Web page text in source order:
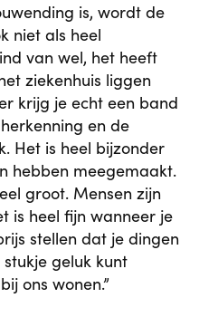
is, wordt de
niet als heel
van wel, het heeft
ziekenhuis liggen
krijg je echt een band
en de
Het is heel bijzonder
hebben meegemaakt.
groot. Mensen zijn
is heel fijn wanneer je
stellen dat je dingen
geluk kunt
ons wonen.”